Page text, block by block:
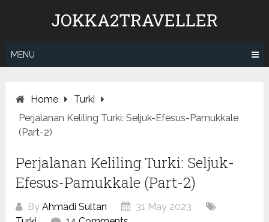
JOKKA2TRAVELLER
MENU
Home
Turki
Perjalanan Keliling Turki: Seljuk-Efesus-Pamukkale
(Part-2)
Perjalanan Keliling Turki: Seljuk-
Efesus-Pamukkale (Part-2)
ByAhmadi Sultan
31 May 2023